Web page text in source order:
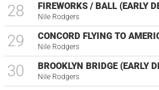
28 FIREWORKS / BALL (EARLY
Nile Rodgers
29 CONCORD FLYING TO
Nile Rodgers
30 BROOKLYN BRIDGE (EARLY
Nile Rodgers